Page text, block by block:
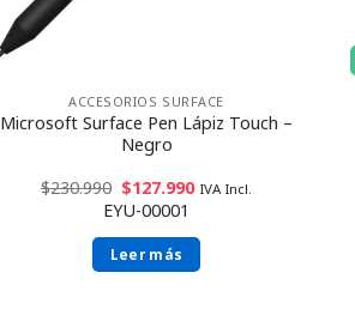
ACCESORIOS SURFACE
Microsoft Surface Pen Lápiz Touch –
Negro
$230.990 $127.990 IVA Incl.
EYU-00001
Leer más